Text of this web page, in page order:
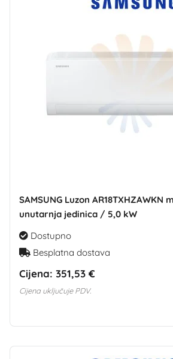
SAMSUNG Luzon AR18TXHZAWKN
unutarnja jedinica / 5,0 kW
Dostupno
Besplatna dostava
Cijena: 351,53 €
Cijena uključuje PDV.